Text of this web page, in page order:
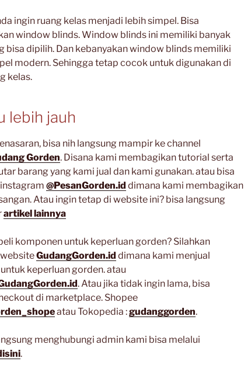
ingin ruang kelas menjadi lebih simpel. Bisa
window blinds. Window blinds ini memiliki banyak
bisa dipilih. Dan kebanyakan window blinds memiliki
modern. Sehingga tetap cocok untuk digunakan di
kelas.
lebih jauh
bisa nih langsung mampir ke channel
Gorden. Disana kami membagikan tutorial serta
barang yang kami jual dan kami gunakan. atau bisa
@PesanGorden.id dimana kami membagikan
Atau ingin tetap di website ini? bisa langsung
artikel lainnya
komponen untuk keperluan gorden? Silahkan
GudangGorden.id dimana kami menjual
keperluan gorden. atau
. Atau jika tidak ingin lama, bisa
di marketplace. Shopee
atau Tokopedia :gudanggorden.
menghubungi admin kami bisa melalui
.